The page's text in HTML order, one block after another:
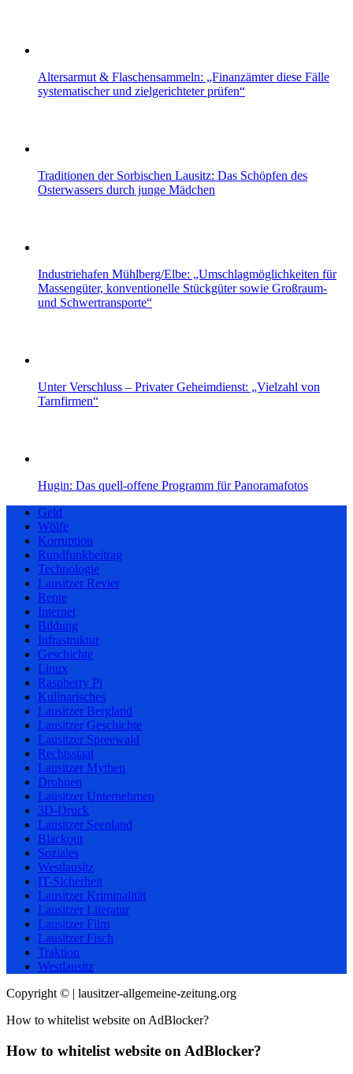
Altersarmut & Flaschensammeln: „Finanzämter diese Fälle
systematischer und zielgerichteter prüfen“
Traditionen der Sorbischen Lausitz: Das Schöpfen des
Osterwassers durch junge Mädchen
Industriehafen Mühlberg/Elbe: „Umschlagmöglichkeiten für
Massengüter, konventionelle Stückgüter sowie Großraum-
und Schwertransporte“
Unter Verschluss – Privater Geheimdienst: „Vielzahl von
Tarnfirmen“
Hugin: Das quell-offene Programm für Panoramafotos
Geld
Wölfe
Korruption
Rundfunkbeitrag
Technologie
Lausitzer Revier
Rente
Internet
Bildung
Infrastruktur
Geschichte
Linux
Raspberry Pi
Kulinarisches
Lausitzer Bergland
Lausitzer Geschichte
Lausitzer Spreewald
Rechtsstaat
Lausitzer Mythen
Drohnen
Lausitzer Unternehmen
3D-Druck
Lausitzer Seenland
Blackout
Soziales
Westlausitz
IT-Sicherheit
Lausitzer Kriminalität
Lausitzer Literatur
Lausitzer Film
Lausitzer Fisch
Traktion
Westlausitz
Copyright © | lausitzer-allgemeine-zeitung.org
How to whitelist website on AdBlocker?
How to whitelist website on AdBlocker?